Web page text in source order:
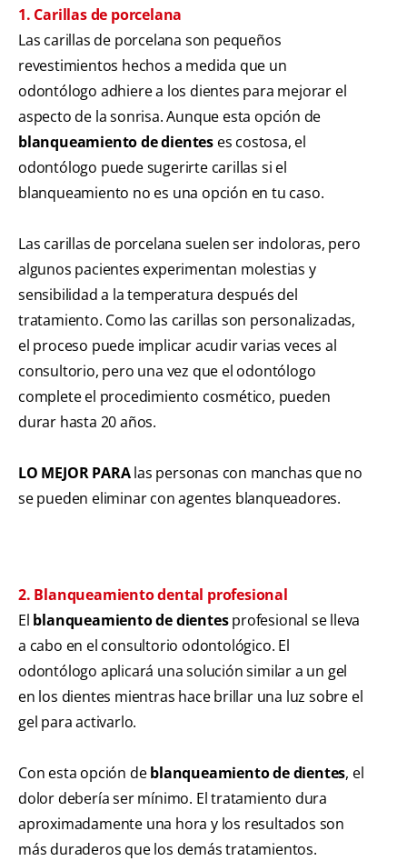
1. Carillas de porcelana
Las carillas de porcelana son pequeños
revestimientos hechos a medida que un
odontólogo adhiere a los dientes para mejorar el
aspecto de la sonrisa. Aunque esta opción de
blanqueamiento de dientes es costosa, el
odontólogo puede sugerirte carillas si el
blanqueamiento no es una opción en tu caso.
Las carillas de porcelana suelen ser indoloras, pero
algunos pacientes experimentan molestias y
sensibilidad a la temperatura después del
tratamiento. Como las carillas son personalizadas,
el proceso puede implicar acudir varias veces al
consultorio, pero una vez que el odontólogo
complete el procedimiento cosmético, pueden
durar hasta 20 años.
LO MEJOR PARAlas personas con manchas que no
se pueden eliminar con agentes blanqueadores.
2. Blanqueamiento dental profesional
El blanqueamiento de dientesprofesional se lleva
a cabo en el consultorio odontológico. El
odontólogo aplicará una solución similar a un gel
en los dientes mientras hace brillar una luz sobre el
gel para activarlo.
Con esta opción deblanqueamiento de dientes, el
dolor debería ser mínimo. El tratamiento dura
aproximadamente una hora y los resultados son
más duraderos que los demás tratamientos.